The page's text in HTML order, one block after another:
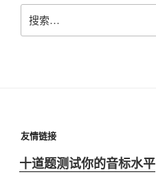
索：
友情链接
十道题测试你的音标水平